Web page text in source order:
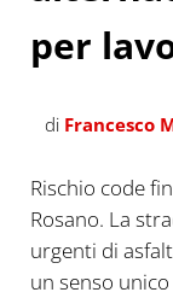
per
di Francesco
Rischio code
Rosano. La
urgenti di
un senso